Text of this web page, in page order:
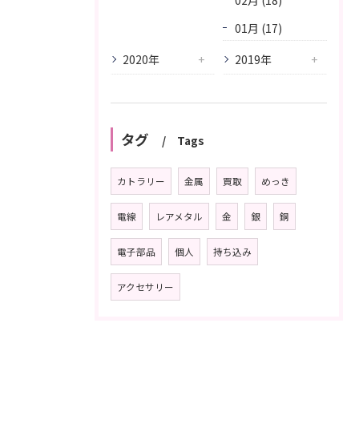
01月 (17)
2020年
2019年
タグ Tags
カトラリー 金属 買取 めっき
電線 レアメタル 金 銀 銅
電子部品 個人 持ち込み
アクセサリー